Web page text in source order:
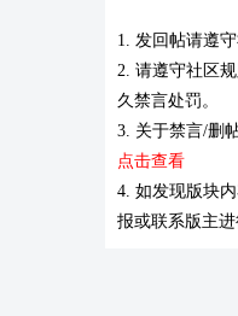
1. 发回帖请遵守
2. 请遵守社区
久禁言处罚。
3. 关于禁言/删
点击查看
4. 如发现版块
报或联系版主进